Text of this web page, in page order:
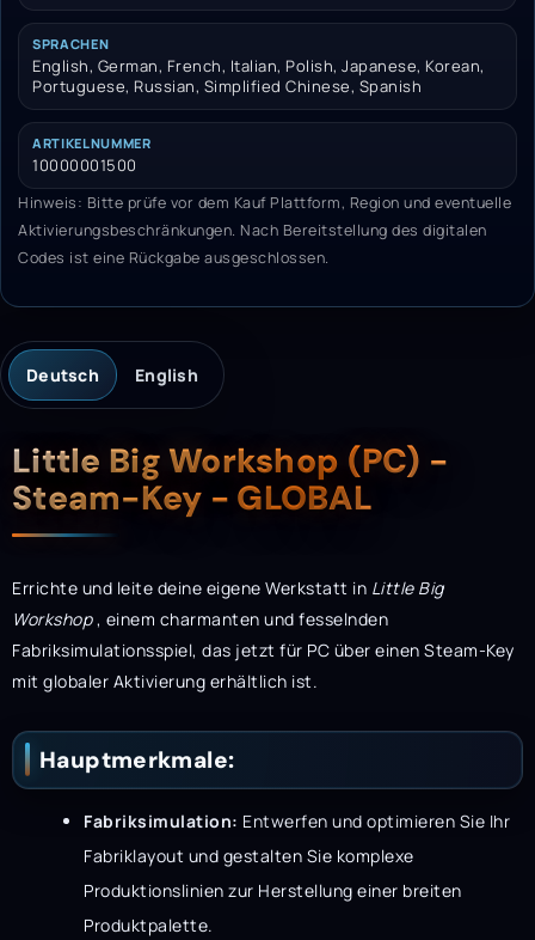
SPRACHEN
English, German, French, Italian, Polish, Japanese, Korean,
Portuguese, Russian, Simplified Chinese, Spanish
ARTIKELNUMMER
10000001500
Hinweis: Bitte prüfe vor dem Kauf Plattform, Region und eventuelle
Aktivierungsbeschränkungen. Nach Bereitstellung des digitalen
Codes ist eine Rückgabe ausgeschlossen.
Deutsch English
Beschreibung
Little Big Workshop (PC) -
Steam-Key - GLOBAL
Errichte und leite deine eigene Werkstatt in Little Big
Workshop, einem charmanten und fesselnden
Fabriksimulationsspiel, das jetzt für PC über einen Steam-Key
mit globaler Aktivierung erhältlich ist.
Hauptmerkmale:
Fabriksimulation: Entwerfen und optimieren Sie Ihr
Fabriklayout und gestalten Sie komplexe
Produktionslinien zur Herstellung einer breiten
Produktpalette.